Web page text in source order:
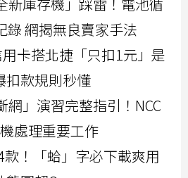
新庫存機」踩雷！電池循
錄 網揭無良賣家手法
卡搭北捷「只扣1元」是
扣款規則秒懂
網」演習完整指引！NCC
處理重要工作
款！「蛤」字必下載爽用